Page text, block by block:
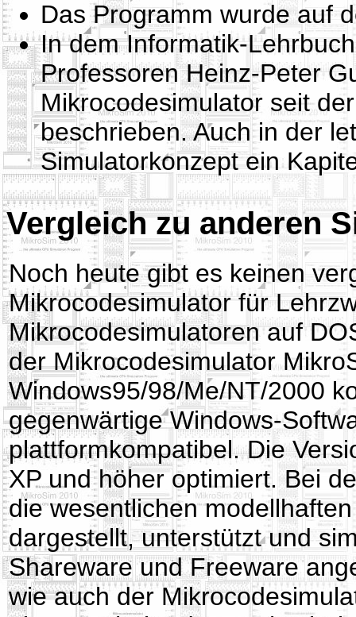
Das Programm wurde auf
In dem Informatik-
Professoren Heinz-Peter
Mikrocodesimulator seit
beschrieben. Auch in der
Simulatorkonzept ein
Vergleich zu anderen
Noch heute gibt es keinen
Mikrocodesimulator für
Mikrocodesimulatoren auf
der Mikrocodesimulator
Windows95/98/Me/NT/2000
gegenwärtige Windows-
plattformkompatibel. Die
XP und höher optimiert. Bei
die wesentlichen
dargestellt, unterstützt und
Shareware und Freeware
wie auch der